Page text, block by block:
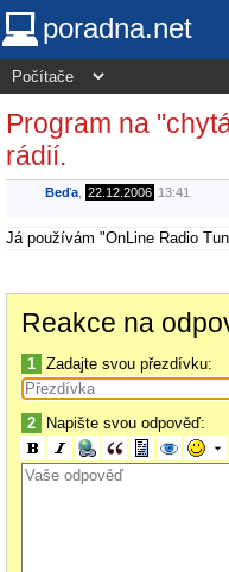
poradna.net
Program na
rádií.
Beďa 22.12.2006 13:41
Já používám "OnLine Radio
Reakce na
1 Zadajte svou přezdívku:
2 Napište svou odpověď: